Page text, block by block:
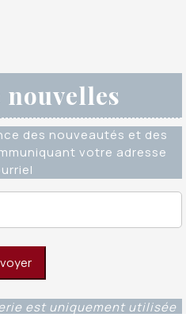
nouvelles
des nouveautés et des
votre adresse
est uniquement utilisée